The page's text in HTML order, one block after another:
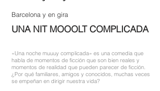
Barcelona y en gira
UNA NIT MOOOLT COMPLICADA
«Una noche muuuy complicada» es una comedia que
habla de momentos de ficción que son bien reales y
momentos de realidad que pueden parecer de ficción.
¿Por qué familiares, amigos y conocidos, muchas veces
se empeñan en dirigir nuestra vida?